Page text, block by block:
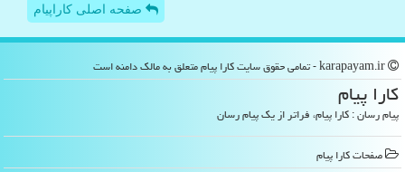
صفحه اصلی کاراپیام
كارا پیام
پیام رسان : کارا پیام، فراتر از یک پیام رسان
صفحات كارا پیام